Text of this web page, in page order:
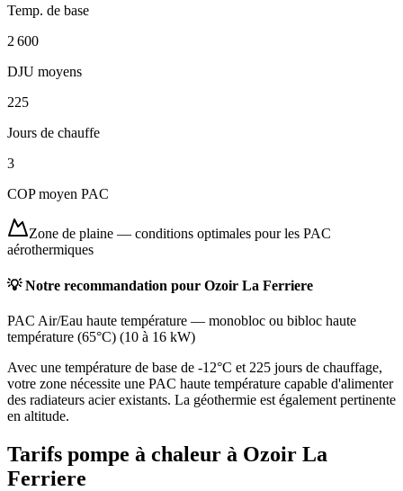
Temp. de base
2 600
DJU moyens
225
Jours de chauffe
3
COP moyen PAC
Zone de plaine — conditions optimales pour les PAC
aérothermiques
💡 Notre recommandation pour Ozoir La Ferriere
PAC Air/Eau haute température — monobloc ou bibloc haute
température (65°C) (10 à 16 kW)
Avec une température de base de -12°C et 225 jours de chauffage,
votre zone nécessite une PAC haute température capable d'alimenter
des radiateurs acier existants. La géothermie est également pertinente
en altitude.
Tarifs pompe à chaleur à Ozoir La
Ferriere